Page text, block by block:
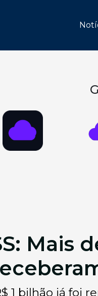
Mais
1 bilhão já foi